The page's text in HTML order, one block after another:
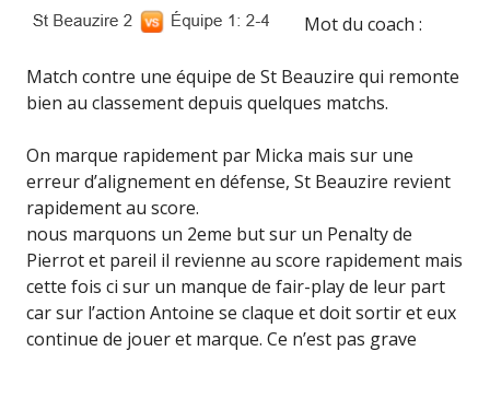
Mot du coach :
Match contre une équipe de St Beauzire qui remonte
bien au classement depuis quelques matchs.
On marque rapidement par Micka mais sur une
erreur d’alignement en défense, St Beauzire revient
rapidement au score.
nous marquons un 2eme but sur un Penalty de
Pierrot et pareil il revienne au score rapidement mais
cette fois ci sur un manque de fair-play de leur part
car sur l’action Antoine se claque et doit sortir et eux
continue de jouer et marque. Ce n’est pas grave